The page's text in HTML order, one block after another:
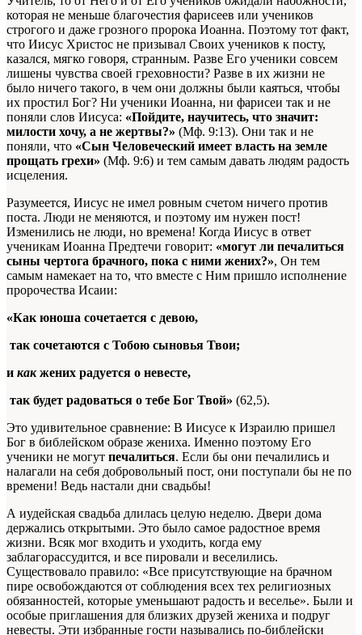
которая не меньше благочестия фарисеев или учеников
строгого и даже грозного пророка Иоанна. Поэтому тот факт,
что Иисус Христос не призывал Своих учеников к посту,
казался, мягко говоря, странным. Разве Его ученики совсем
лишены чувства своей греховности? Разве в их жизни не
было ничего такого, в чем они должны были каяться, чтобы
их простил Бог? Ни ученики Иоанна, ни фарисеи так и не
поняли слов Иисуса: «Пойдите, научитесь, что значит:
милости хочу, а не жертвы?» (Мф. 9:13). Они так и не
поняли, что «Сын Человеческий имеет власть на земле
прощать грехи» (Мф. 9:6) и тем самым давать людям радость
исцеления.
Разумеется, Иисус не имел ровным счетом ничего против
поста. Люди не меняются, и поэтому им нужен пост!
Изменились не люди, но времена! Когда Иисус в ответ
ученикам Иоанна Предтечи говорит: «могут ли печалиться
сыны чертога брачного, пока с ними жених?», Он тем
самым намекает на то, что вместе с Ним пришло исполнение
пророчества Исаии:
«Как юноша сочетается с девою,
так сочетаются с Тобою сыновья Твои;
и какжених радуется о невесте,
так будет радоваться о тебе Бог Твой» (62,5).
Это удивительное сравнение: В Иисусе к Израилю пришел
Бог в библейском образе жениха. Именно поэтому Его
ученики не могут печалиться. Если бы они печалились и
налагали на себя добровольный пост, они поступали бы не по
времени! Ведь настали дни свадьбы!
А иудейская свадьба длилась целую неделю. Двери дома
держались открытыми. Это было самое радостное время
жизни. Всяк мог входить и уходить, когда ему
заблагорассудится, и все пировали и веселились.
Существовало правило: «Все присутствующие на брачном
пире освобождаются от соблюдения всех тех религиозных
обязанностей, которые уменьшают радость и веселье». Были и
особые приглашения для близких друзей жениха и подруг
невесты. Эти избранные гости назывались по-библейски